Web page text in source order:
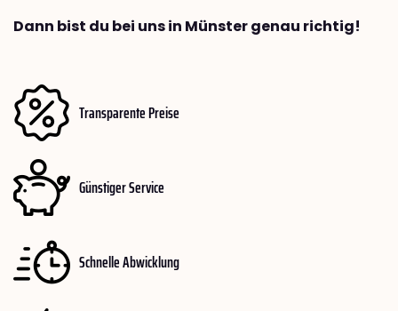
Dann bist du bei uns in Münster genau richtig!
Transparente Preise
Günstiger Service
Schnelle Abwicklung